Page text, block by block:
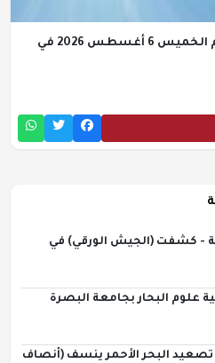
درجات الحرارة المتوقعة اليوم الخميس 6 أغسطس 2026 في
- كشفت (الجيش الورقي) في
علوم البحار بجامعة البصرة
تصعيد البحر الأحمر ينسف (أنصاف